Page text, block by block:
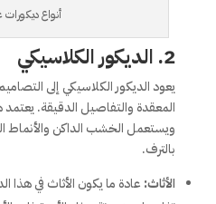
أنواع
2. الديكور الكلاسيكي
يعود الديكور الكلاسيكي إلى
المعقدة والتفاصيل الدقيقة.
ويستعمل الخشب الداكن والأنماط
بالترف.
الأثاث: عادة ما يكون الأثاث في هذا